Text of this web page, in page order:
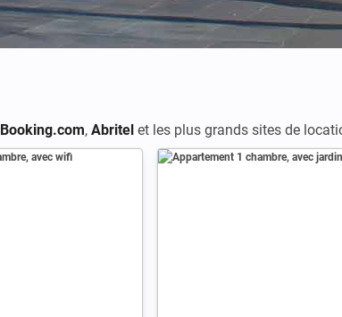
Booking.com, Abritel et les plus grands sites de